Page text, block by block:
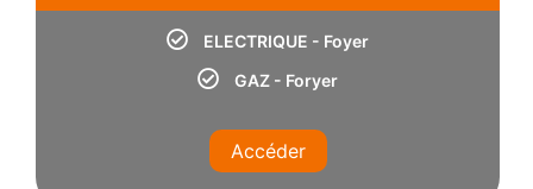
ELECTRIQUE - Foyer
GAZ - Foryer
Accéder